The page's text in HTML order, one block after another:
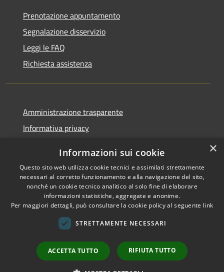
Prenotazione appuntamento
Segnalazione disservizio
Leggi le FAQ
Richiesta assistenza
Amministrazione trasparente
Informativa privacy
Dichiarazione di accessibilità
RSS
Mappa del sito
Copyright © 2026 • Comune di
Sant'Arsenio • Powered by
redazione
×
Informazioni sui cookie
Questo sito web utilizza cookie tecnici e assimilati strettamente
necessari al corretto funzionamento e alla navigazione del sito,
nonché un cookie tecnico analitico al solo fine di elaborare
informazioni statistiche, aggregate e anonime.
Per maggiori dettagli, può consultare la cookie policy al seguente link
STRETTAMENTE NECESSARI
ACCETTA TUTTO RIFIUTA TUTTO